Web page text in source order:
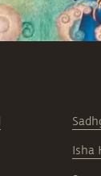
Isha